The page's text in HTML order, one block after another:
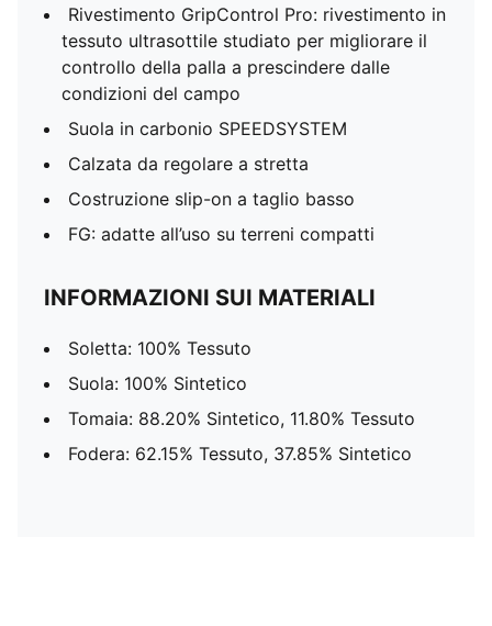
Rivestimento GripControl Pro: rivestimento in
tessuto ultrasottile studiato per migliorare il
controllo della palla a prescindere dalle
condizioni del campo
Suola in carbonio SPEEDSYSTEM
Calzata da regolare a stretta
Costruzione slip-on a taglio basso
FG: adatte all’uso su terreni compatti
INFORMAZIONI SUI MATERIALI
Soletta: 100% Tessuto
Suola: 100% Sintetico
Tomaia: 88.20% Sintetico, 11.80% Tessuto
Fodera: 62.15% Tessuto, 37.85% Sintetico